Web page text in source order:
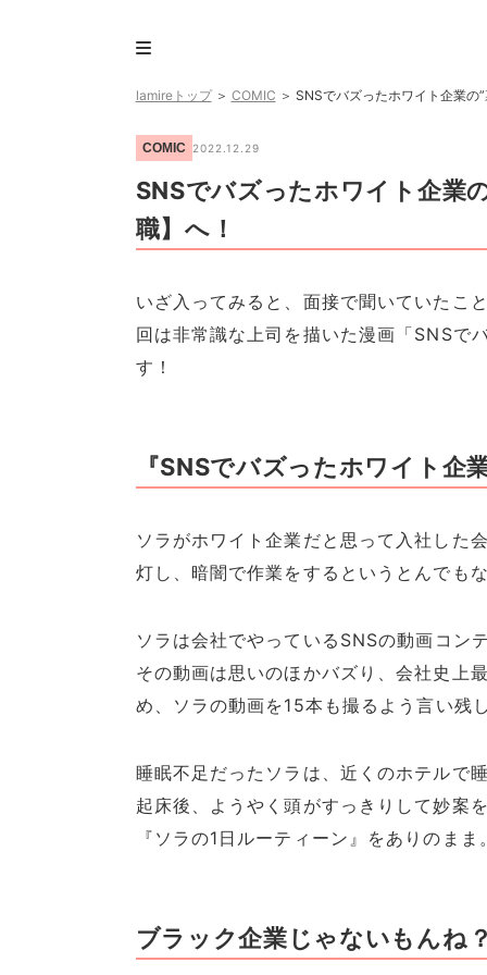
lamireトップ＞ COMIC ＞ SNSでバズったホワイト企業の
COMIC 2022.12.29
SNSでバズったホワイト企業
職】へ！
いざ入ってみると、面接で聞いていたこ
回は非常識な上司を描いた漫画「SNSで
す！
『SNSでバズったホワイト企
ソラがホワイト企業だと思って入社した
灯し、暗闇で作業をするというとんでも
ソラは会社でやっているSNSの動画コン
その動画は思いのほかバズり、会社史上
め、ソラの動画を15本も撮るよう言い残
睡眠不足だったソラは、近くのホテルで
起床後、ようやく頭がすっきりして妙案
『ソラの1日ルーティーン』をありのまま
ブラック企業じゃないもんね